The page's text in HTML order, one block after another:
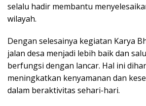
selalu hadir membantu
wilayah.
Dengan selesainya kegiatan Karya
jalan desa menjadi lebih baik dan
berfungsi dengan lancar. Hal ini
meningkatkan kenyamanan dan
dalam beraktivitas sehari-hari.